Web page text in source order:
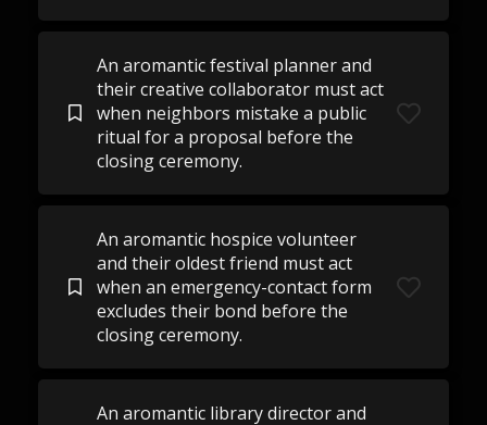
An aromantic festival planner and
their creative collaborator must act
when neighbors mistake a public
ritual for a proposal before the
closing ceremony.
An aromantic hospice volunteer
and their oldest friend must act
when an emergency-contact form
excludes their bond before the
closing ceremony.
An aromantic library director and